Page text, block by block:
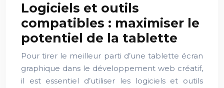
Logiciels et outils
compatibles : maximiser le
potentiel de la tablette
Pour tirer le meilleur parti d’une tablette écran
graphique dans le développement web créatif,
il est essentiel d’utiliser les logiciels et outils